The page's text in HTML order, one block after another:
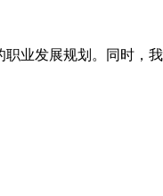
业发展规划。同时，